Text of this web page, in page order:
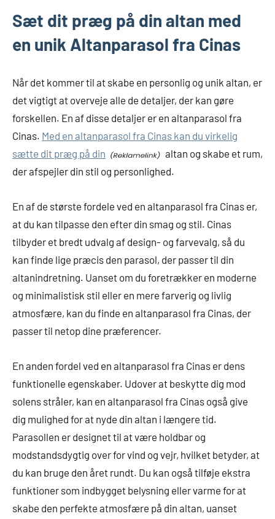
Sæt dit præg på din altan med
en unik Altanparasol fra Cinas
Når det kommer til at skabe en personlig og unik altan, er
det vigtigt at overveje alle de detaljer, der kan gøre
forskellen. En af disse detaljer er en altanparasol fra
Cinas. Med en altanparasol fra Cinas kan du virkelig
sætte dit præg på din
altan og skabe et rum,
der afspejler din stil og personlighed.
En af de største fordele ved en altanparasol fra Cinas er,
at du kan tilpasse den efter din smag og stil. Cinas
tilbyder et bredt udvalg af design- og farvevalg, så du
kan finde lige præcis den parasol, der passer til din
altanindretning. Uanset om du foretrækker en moderne
og minimalistisk stil eller en mere farverig og livlig
atmosfære, kan du finde en altanparasol fra Cinas, der
passer til netop dine præferencer.
En anden fordel ved en altanparasol fra Cinas er dens
funktionelle egenskaber. Udover at beskytte dig mod
solens stråler, kan en altanparasol fra Cinas også give
dig mulighed for at nyde din altan i længere tid.
Parasollen er designet til at være holdbar og
modstandsdygtig over for vind og vejr, hvilket betyder, at
du kan bruge den året rundt. Du kan også tilføje ekstra
funktioner som indbygget belysning eller varme for at
skabe den perfekte atmosfære på din altan, uanset